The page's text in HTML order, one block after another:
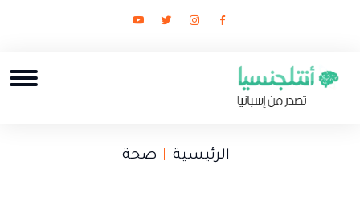
الرئيسية صحة